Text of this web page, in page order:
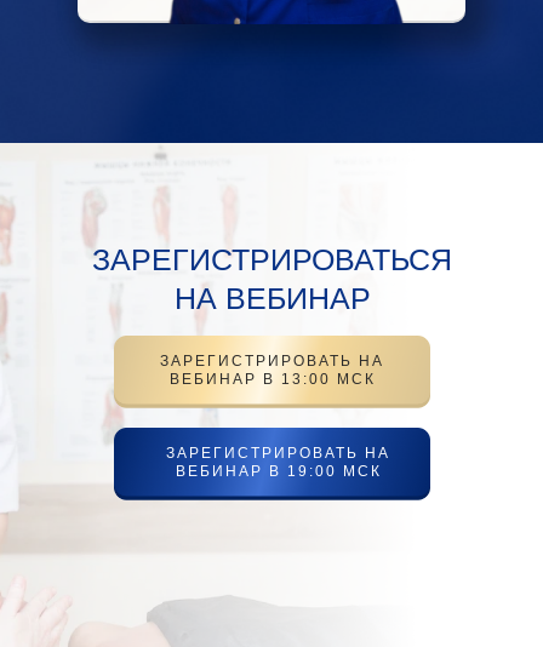
ЗАРЕГИСТРИРОВАТЬСЯ
НА ВЕБИНАР
ЗАРЕГИСТРИРОВАТЬ НА
ВЕБИНАР В 13:00 МСК
ЗАРЕГИСТРИРОВАТЬ НА
ВЕБИНАР В 19:00 МСК